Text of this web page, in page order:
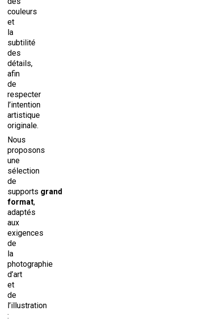
couleurs
et
la
subtilité
des
détails,
afin
de
respecter
l’intention
artistique
originale.
Nous
proposons
une
sélection
de
supports grand
format,
adaptés
aux
exigences
de
la
photographie
d’art
et
de
l’illustration
: